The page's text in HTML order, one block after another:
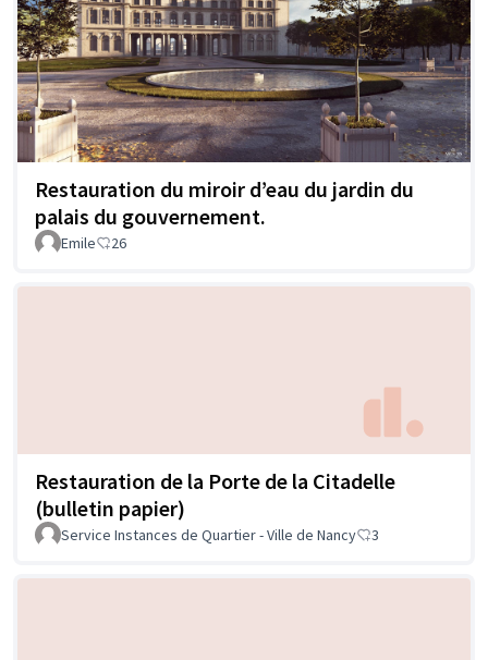
Restauration du miroir d’eau du jardin du
palais du gouvernement.
Emile 26
Restauration de la Porte de la Citadelle
(bulletin papier)
Service Instances de Quartier - Ville de Nancy 3